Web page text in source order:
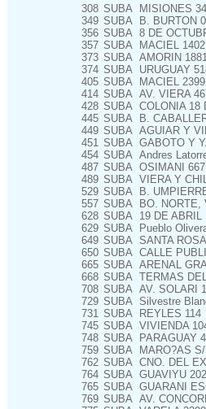
308 SUBA MISIONES
349 SUBA B. BURTON 0
356 SUBA 8 DE
357 SUBA MACIEL 1402
373 SUBA AMORIN
374 SUBA URUGUAY
405 SUBA MACIEL 2399
414 SUBA AV. VIERA
428 SUBA COLONIA 18
445 SUBA B.
449 SUBA AGUIAR Y
451 SUBA GABOTO Y
454 SUBA Andres
487 SUBA OSIMANI 667
489 SUBA VIERA Y
529 SUBA B.
557 SUBA BO. NORTE,
628 SUBA 19 DE ABRIL
629 SUBA Pueblo
649 SUBA SANTA
650 SUBA CALLE
665 SUBA ARENAL
668 SUBA TERMAS
708 SUBA AV. SOLARI
729 SUBA Silvestre
731 SUBA REYLES 114
745 SUBA VIVIENDA
748 SUBA PARAGUAY
759 SUBA MARO?AS
762 SUBA CNO. DEL
764 SUBA GUAVIYU
765 SUBA GUARANI
769 SUBA AV.